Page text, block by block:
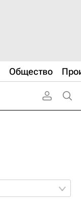
Общество